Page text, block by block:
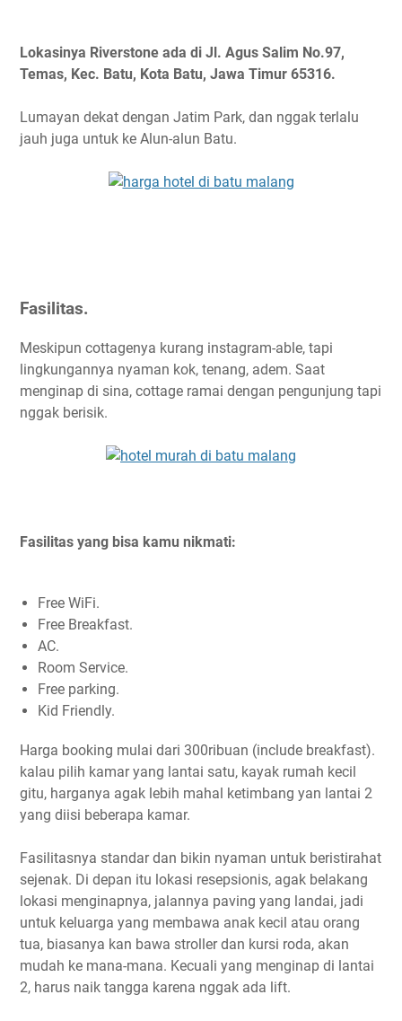
Lokasinya Riverstone ada di Jl. Agus Salim No.97,
Temas, Kec. Batu, Kota Batu, Jawa Timur 65316.
Lumayan dekat dengan Jatim Park, dan nggak terlalu
jauh juga untuk ke Alun-alun Batu.
Fasilitas.
Meskipun cottagenya kurang instagram-able, tapi
lingkungannya nyaman kok, tenang, adem. Saat
menginap di sina, cottage ramai dengan pengunjung tapi
nggak berisik.
Fasilitas yang bisa kamu nikmati:
Free WiFi.
Free Breakfast.
AC.
Room Service.
Free parking.
Kid Friendly.
Harga booking mulai dari 300ribuan (include breakfast).
kalau pilih kamar yang lantai satu, kayak rumah kecil
gitu, harganya agak lebih mahal ketimbang yan lantai 2
yang diisi beberapa kamar.
Fasilitasnya standar dan bikin nyaman untuk beristirahat
sejenak. Di depan itu lokasi resepsionis, agak belakang
lokasi menginapnya, jalannya paving yang landai, jadi
untuk keluarga yang membawa anak kecil atau orang
tua, biasanya kan bawa stroller dan kursi roda, akan
mudah ke mana-mana. Kecuali yang menginap di lantai
2, harus naik tangga karena nggak ada lift.